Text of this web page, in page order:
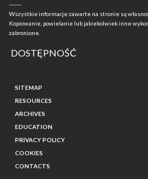
-------
Wszystkie informacje zawarte na stronie są
Kopiowanie, powielanie lub jakiekolwiek inne
zabronione.
DOSTĘPNOŚĆ
SITEMAP
RESOURCES
ARCHIVES
EDUCATION
PRIVACY POLICY
COOKIES
CONTACTS